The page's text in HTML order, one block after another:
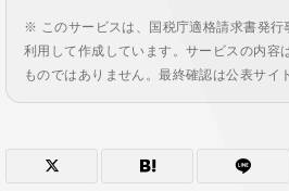
※ このサービスは、国税庁適格請求書発行
利用して作成しています。サービスの内容
ものではありません。最終確認は公表サイ